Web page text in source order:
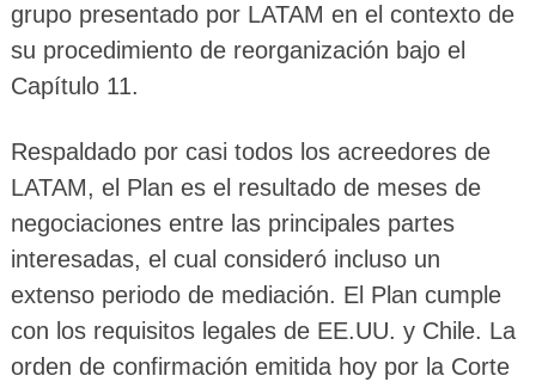
grupo presentado por LATAM en el contexto de
su procedimiento de reorganización bajo el
Capítulo 11.
Respaldado por casi todos los acreedores de
LATAM, el Plan es el resultado de meses de
negociaciones entre las principales partes
interesadas, el cual consideró incluso un
extenso periodo de mediación. El Plan cumple
con los requisitos legales de EE.UU. y Chile. La
orden de confirmación emitida hoy por la Corte